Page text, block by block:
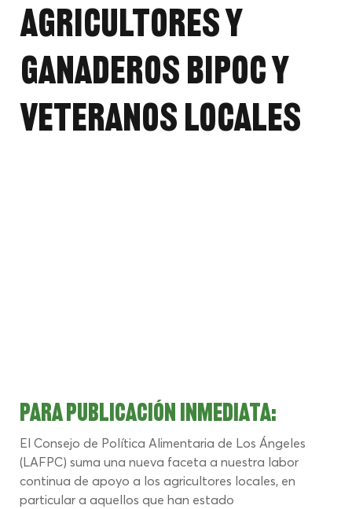
agricultores y
ganaderos BIPOC y
veteranos locales
PARA PUBLICACIÓN INMEDIATA:
El Consejo de Política Alimentaria de Los Ángeles
(LAFPC) suma una nueva faceta a nuestra labor
continua de apoyo a los agricultores locales, en
particular a aquellos que han estado